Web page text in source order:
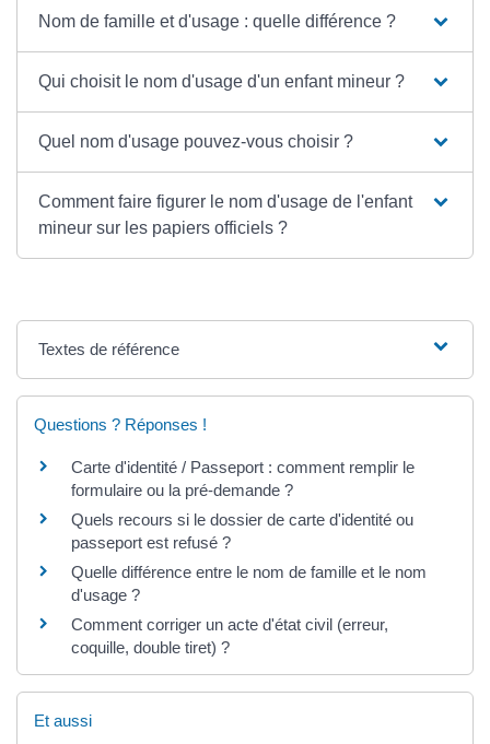
Nom de famille et d'usage : quelle différence ?
Qui choisit le nom d'usage d'un enfant mineur ?
Quel nom d'usage pouvez-vous choisir ?
Comment faire figurer le nom d'usage de l'enfant
mineur sur les papiers officiels ?
Textes de référence
Questions ? Réponses !
Carte d'identité / Passeport : comment remplir le
formulaire ou la pré-demande ?
Quels recours si le dossier de carte d'identité ou
passeport est refusé ?
Quelle différence entre le nom de famille et le nom
d'usage ?
Comment corriger un acte d'état civil (erreur,
coquille, double tiret) ?
Et aussi